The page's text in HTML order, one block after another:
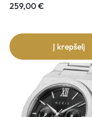
259,00€
Į krepšelį